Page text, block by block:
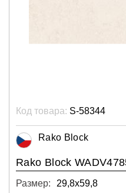
Код товара: S-58344
Rako Block
Rako Block
Размер:
29,8х59,8